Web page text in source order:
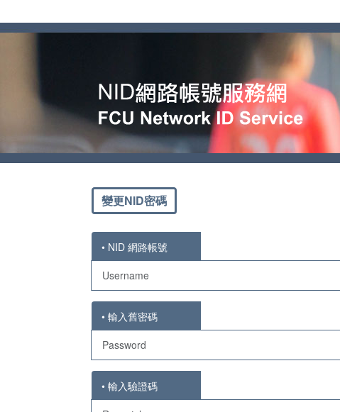
變更NID密碼
• NID 網路帳號
• 輸入舊密碼
• 輸入驗證碼